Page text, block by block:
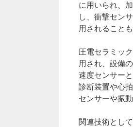
に用いられ、
し、衝撃セン
用されること
圧電セラミッ
用され、設備
速度センサー
診断装置や心
センサーや振
関連技術とし